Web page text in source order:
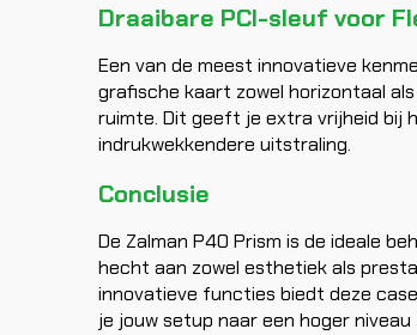
Draaibare PCI-sleuf voor
Een van de meest innovatieve
grafische kaart zowel horizontaal
ruimte. Dit geeft je extra vrijheid bij
indrukwekkendere uitstraling.
Conclusie
De Zalman P40 Prism is de ideale
hecht aan zowel esthetiek als
innovatieve functies biedt deze
je jouw setup naar een hoger